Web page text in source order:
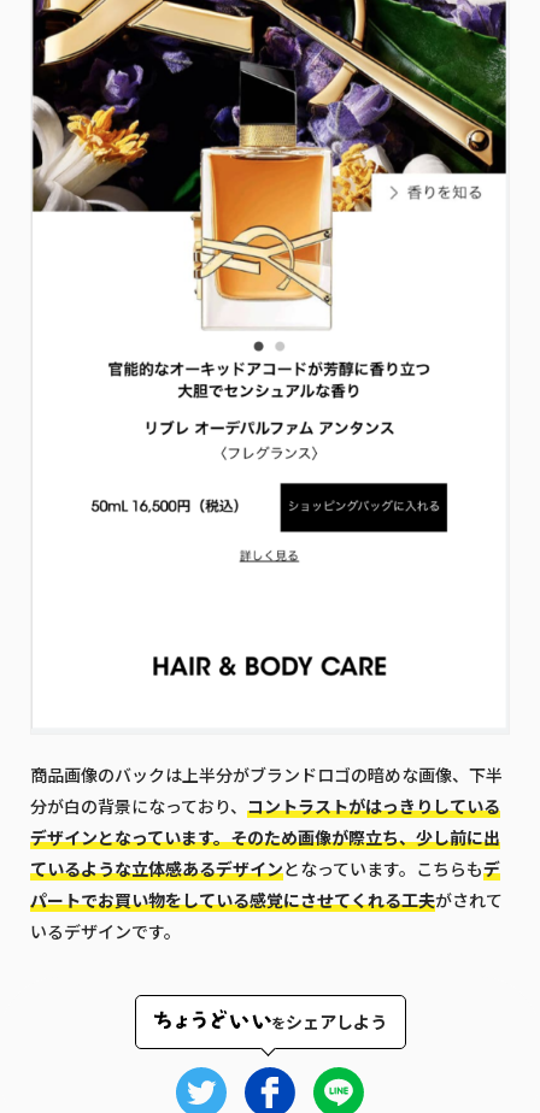
商品画像のバックは上半分がブランドロゴの暗めな画像、下半
分が白の背景になっており、 コントラストがはっきりしている
デザインとなっています。そのため画像が際立ち、少し前に出
ているような立体感あるデザインとなっています。こちらもデ
パートでお買い物をしている感覚にさせてくれる工夫がされて
いるデザインです。
をシェアしよう